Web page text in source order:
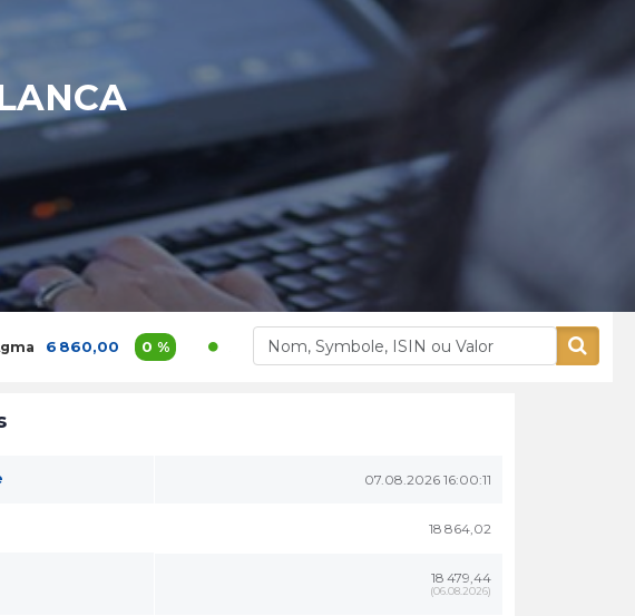
0 % Akdital 1 200,00 3,9 % Alliances 400,00 5,26 %
07.08.2026 16:00:11
18 864,02
18 479,44
(06.08.2026)